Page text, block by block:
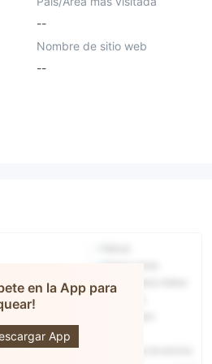
--
Nombre de sitio web
--
en la App para
App
Infinite
Capital
Management